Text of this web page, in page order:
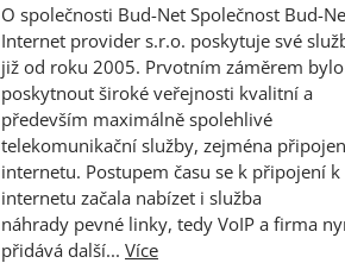
O společnosti Bud-Net Společnost Bud-
Internet provider s.r.o. poskytuje své
již od roku 2005. Prvotním záměrem bylo
poskytnout široké veřejnosti kvalitní a
především maximálně spolehlivé
telekomunikační služby, zejména
internetu. Postupem času se k připojení k
internetu začala nabízet i služba
náhrady pevné linky, tedy VoIP a firma
přidává další... Více